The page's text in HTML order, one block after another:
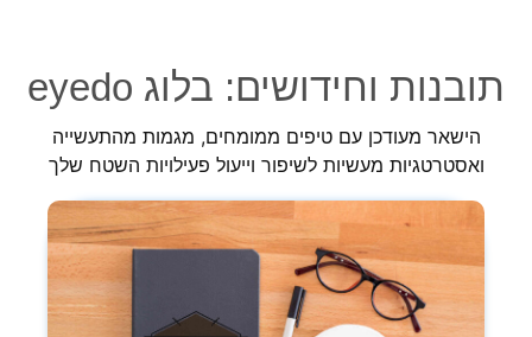
תובנות וחידושים: בלוג eyedo
הישאר מעודכן עם טיפים ממומחים, מגמות מהתעשייה
ואסטרטגיות מעשיות לשיפור וייעול פעילויות השטח שלך